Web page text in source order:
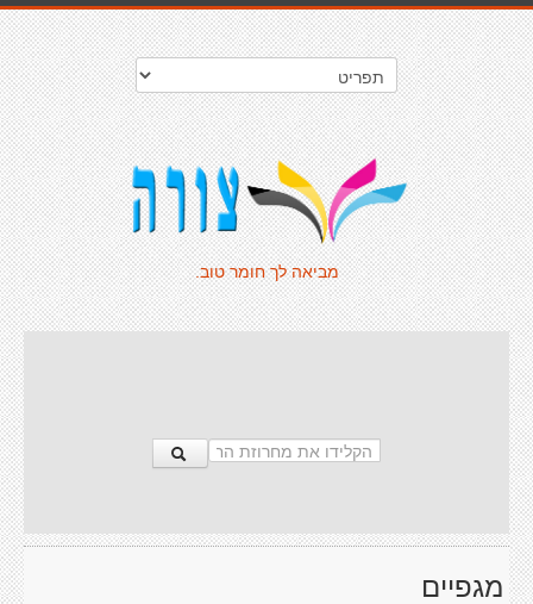
מביאה לך חומר טוב.
מגפיים